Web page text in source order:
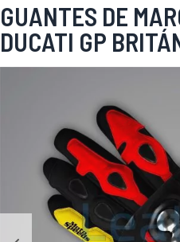
GUANTES DE
DUCATI GP